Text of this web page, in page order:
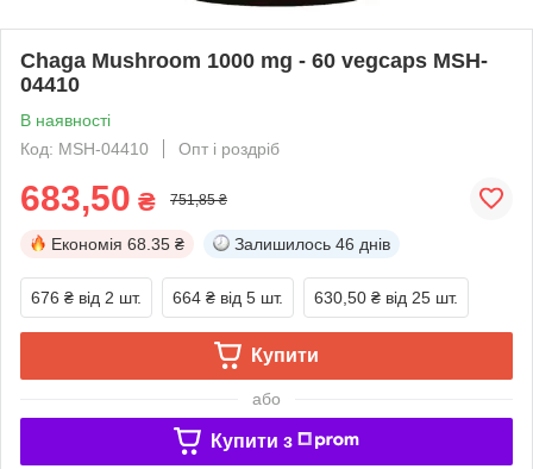
Chaga Mushroom 1000 mg - 60 vegcaps MSH-
04410
В наявності
Код: MSH-04410
Опт і роздріб
683,50 ₴ 751,85 ₴
Економія 68.35 ₴ Залишилось 46 днів
676 ₴ від 2 шт. 664 ₴ від 5 шт. 630,50 ₴ від 25 шт.
Купити
або
Купити з